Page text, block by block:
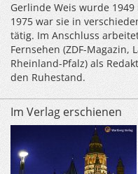
Gerlinde Weis wurde
1975 war sie in
tätig. Im Anschluss
Fernsehen (ZDF-Magazin,
Rheinland-Pfalz) als
den Ruhestand.
Im Verlag erschienen